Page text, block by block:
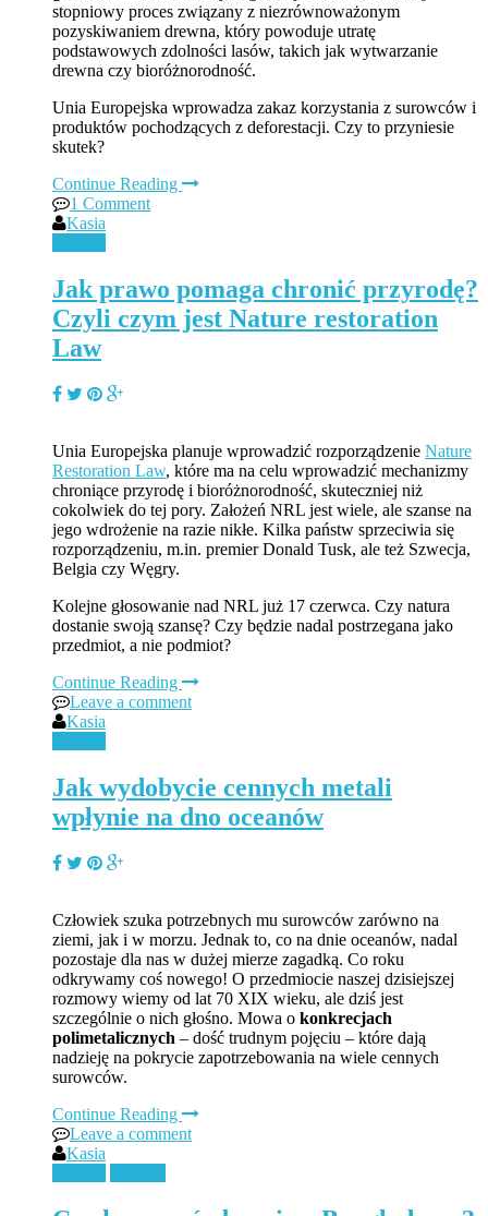
stopniowy proces związany z niezrównoważonym
pozyskiwaniem drewna, który powoduje utratę
podstawowych zdolności lasów, takich jak wytwarzanie
drewna czy bioróżnorodność.
Unia Europejska wprowadza zakaz korzystania z surowców i
produktów pochodzących z deforestacji. Czy to przyniesie
skutek?
Continue Reading
1 Comment
Kasia
Jak prawo pomaga chronić przyrodę?
Czyli czym jest Nature restoration
Law
Unia Europejska planuje wprowadzić rozporządzenie Nature
Restoration Law, które ma na celu wprowadzić mechanizmy
chroniące przyrodę i bioróżnorodność, skuteczniej niż
cokolwiek do tej pory. Założeń NRL jest wiele, ale szanse na
jego wdrożenie na razie nikłe. Kilka państw sprzeciwia się
rozporządzeniu, m.in. premier Donald Tusk, ale też Szwecja,
Belgia czy Węgry.
Kolejne głosowanie nad NRL już 17 czerwca. Czy natura
dostanie swoją szansę? Czy będzie nadal postrzegana jako
przedmiot, a nie podmiot?
Continue Reading
Leave a comment
Kasia
Jak wydobycie cennych metali
wpłynie na dno oceanów
Człowiek szuka potrzebnych mu surowców zarówno na
ziemi, jak i w morzu. Jednak to, co na dnie oceanów, nadal
pozostaje dla nas w dużej mierze zagadką. Co roku
odkrywamy coś nowego! O przedmiocie naszej dzisiejszej
rozmowy wiemy od lat 70 XIX wieku, ale dziś jest
szczególnie o nich głośno. Mowa o konkrecjach
polimetalicznych – dość trudnym pojęciu – które dają
nadzieję na pokrycie zapotrzebowania na wiele cennych
surowców.
Continue Reading
Leave a comment
Kasia